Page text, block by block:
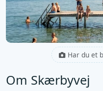
Har du et
Om Skærbyvej